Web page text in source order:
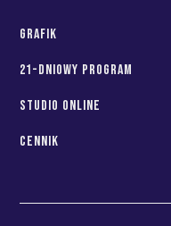
Grafik
21-dniowy program
Studio Online
Cennik